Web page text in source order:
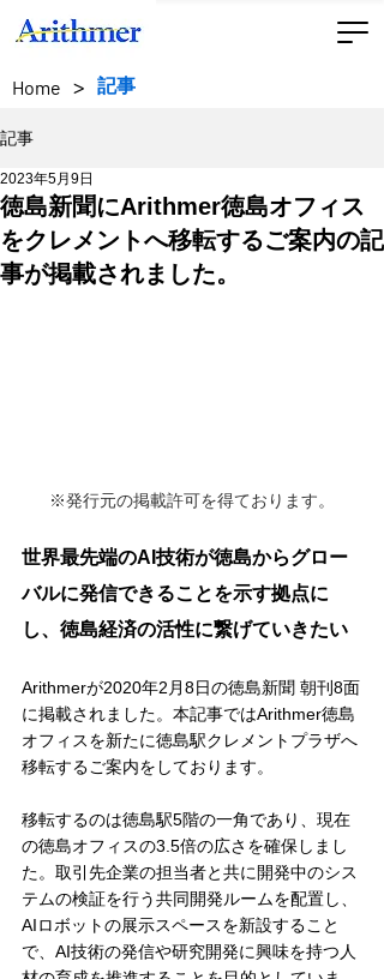
Home > 記事
記事
徳島新聞にArithmer徳島オフィス
をクレメントへ移転するご案内の記
事が掲載されました。
2023年5月9日
※発行元の掲載許可を得ております。
世界最先端のAI技術が徳島からグロー
バルに発信できることを示す拠点に
し、徳島経済の活性に繋げていきたい
Arithmerが2020年2月8日の徳島新聞 朝刊8面
に掲載されました。本記事ではArithmer徳島
オフィスを新たに徳島駅クレメントプラザへ
移転するご案内をしております。
移転するのは徳島駅5階の一角であり、現在
の徳島オフィスの3.5倍の広さを確保しまし
た。取引先企業の担当者と共に開発中のシス
テムの検証を行う共同開発ルームを配置し、
AIロボットの展示スペースを新設すること
で、AI技術の発信や研究開発に興味を持つ人